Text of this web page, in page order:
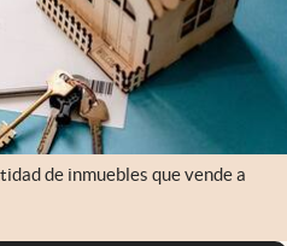
de inmuebles que vende a